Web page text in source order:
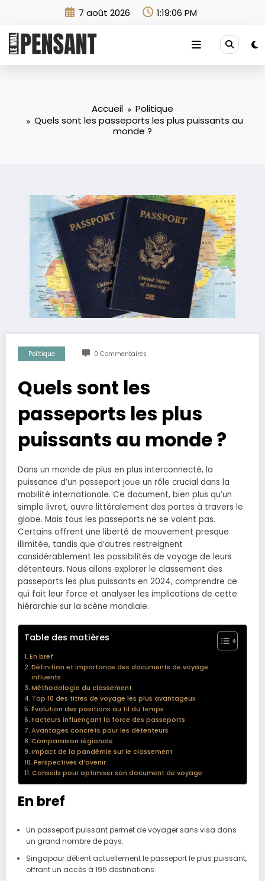
7 août 2026 1:19:07 PM
Accueil
Politique
Quels sont les passeports les plus puissants au
monde ?
Politique 0 Commentaires
Quels sont les
passeports les plus
puissants au monde ?
Dans un monde de plus en plus interconnecté, la
puissance d’un passeport joue un rôle crucial dans la
mobilité internationale. Ce document, bien plus qu’un
simple livret, ouvre littéralement des portes à travers le
globe. Mais tous les passeports ne se valent pas.
Certains offrent une liberté de mouvement presque
illimitée, tandis que d’autres restreignent
considérablement les possibilités de voyage de leurs
détenteurs. Nous allons explorer le classement des
passeports les plus puissants en 2024, comprendre ce
qui fait leur force et analyser les implications de cette
hiérarchie sur la scène mondiale.
Table des matières
En bref
Définition et importance des documents de voyage
influents
Méthodologie du classement
Top 10 des titres de voyage les plus avantageux
Évolution des positions au fil du temps
Facteurs influençant la force des passeports
Avantages concrets pour les détenteurs
Comparaison régionale
Impact de la pandémie sur le classement
Perspectives d’avenir
Conseils pour optimiser son document de voyage
En bref
Un passeport puissant permet de voyager sans visa dans
un grand nombre de pays.
Singapour détient actuellement le passeport le plus puissant,
offrant un accès à 195 destinations.